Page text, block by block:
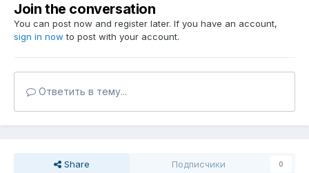
Join the conversation
You can post now and register later. If you have an account,
sign in now to post with your account.
Ответить в тему...
Share Подписчики 0